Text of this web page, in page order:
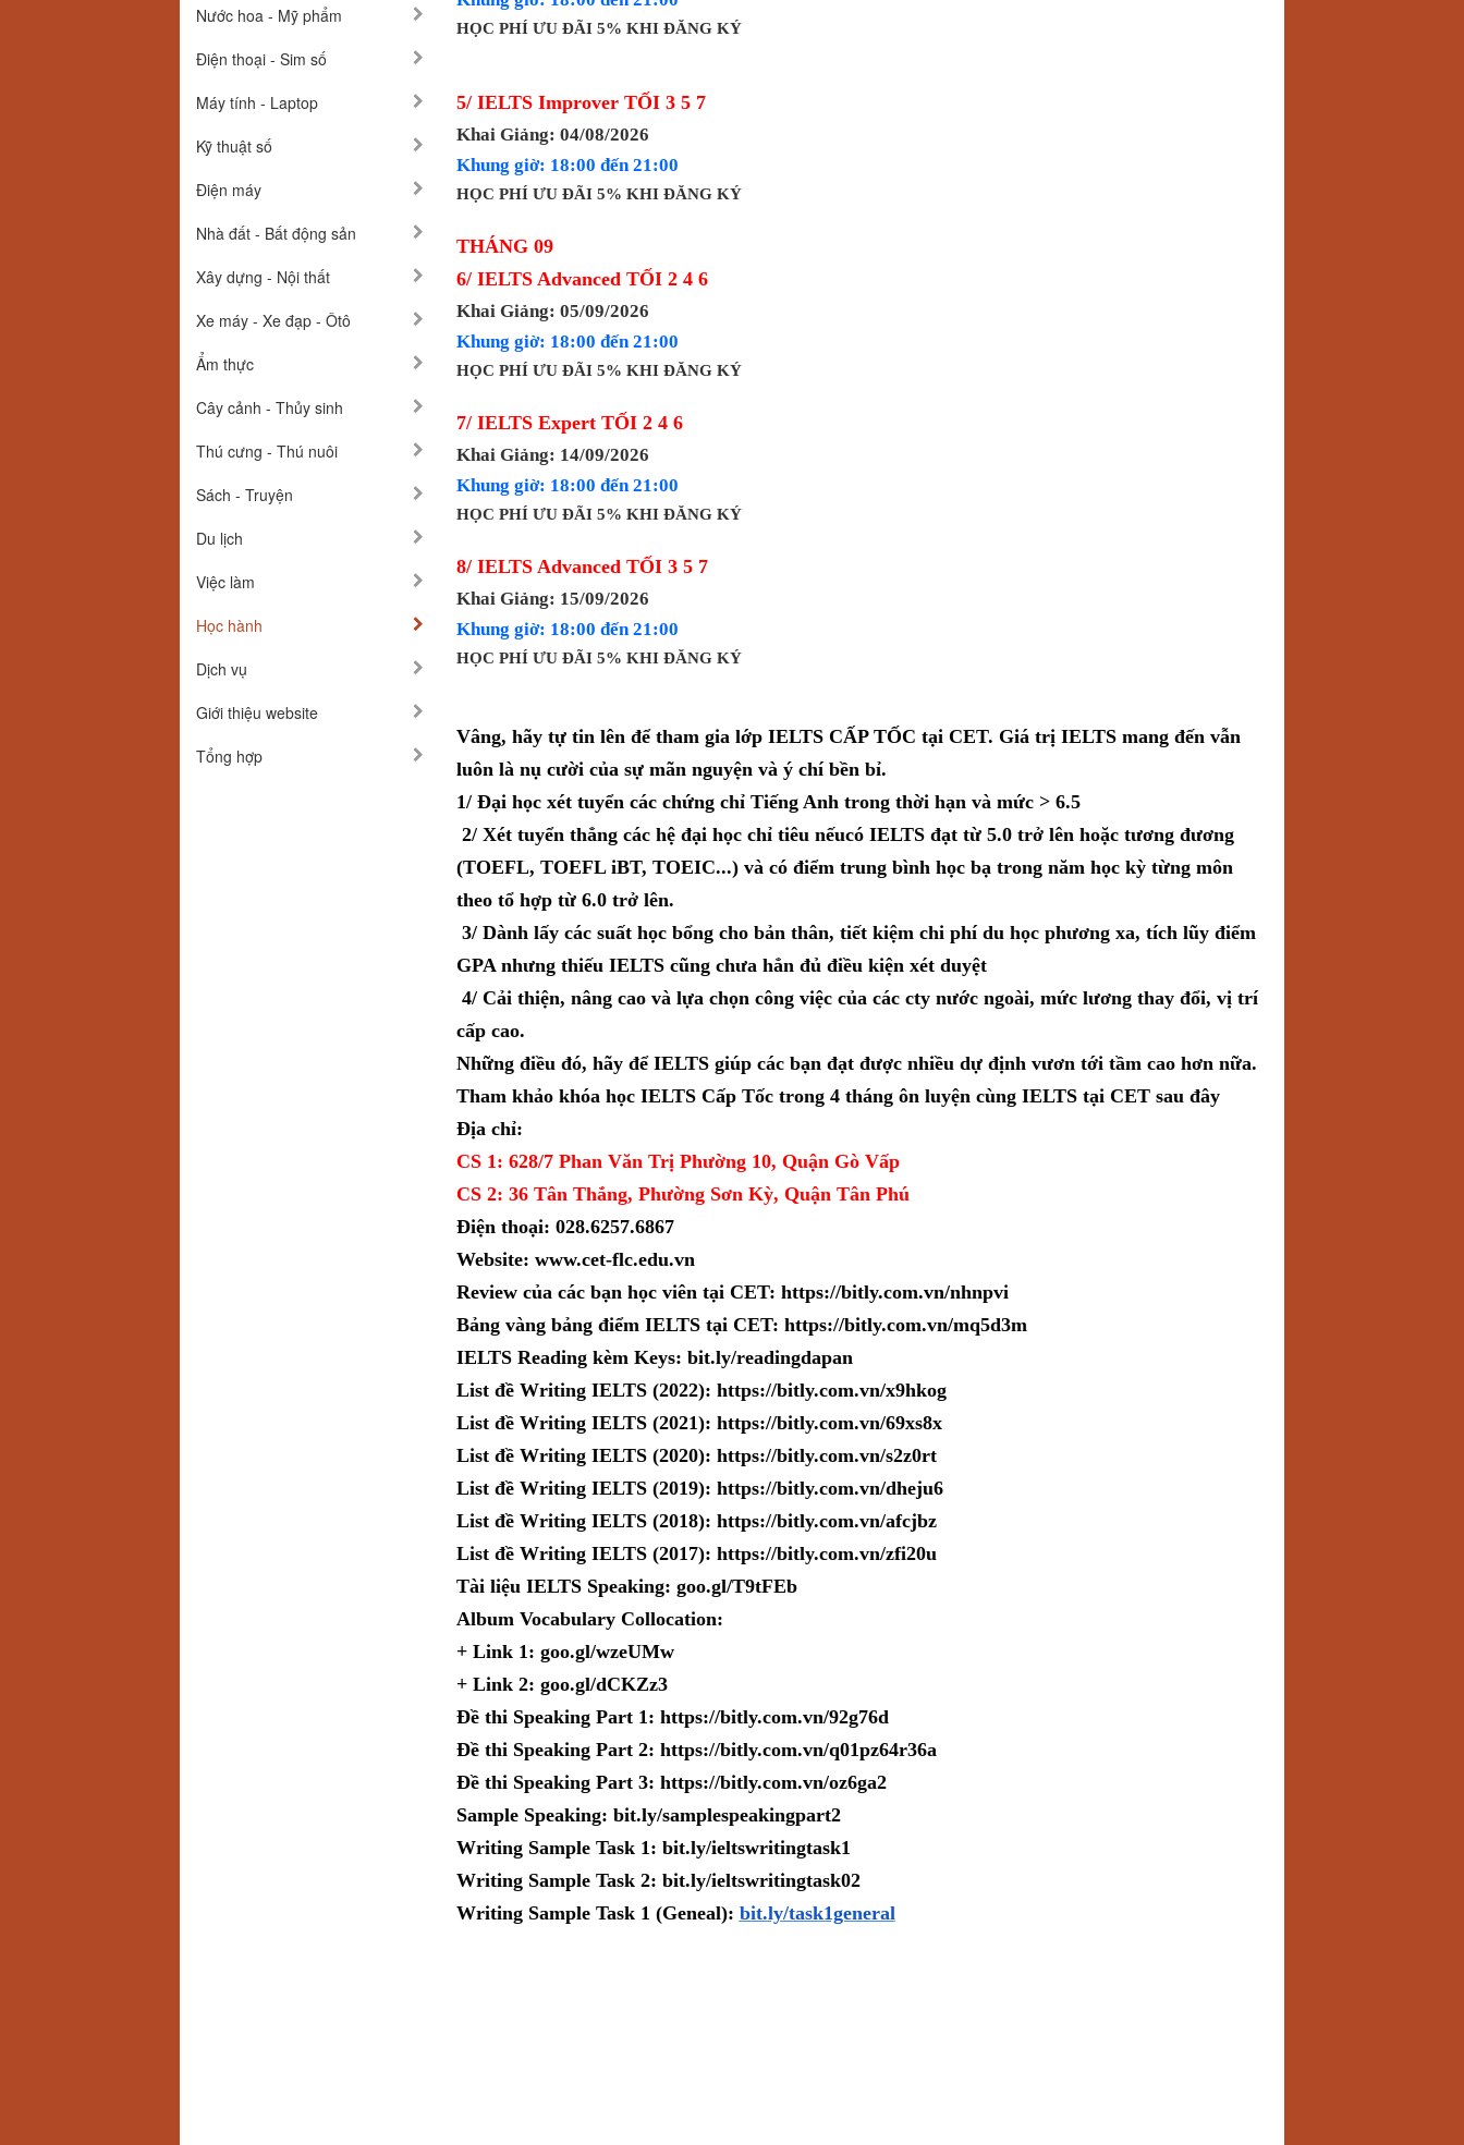
Nước hoa - Mỹ phẩm
Điện thoại - Sim số
Máy tính - Laptop
Kỹ thuật số
Điện máy
Nhà đất - Bất động sản
Xây dựng - Nội thất
Xe máy - Xe đạp - Ôtô
Ẩm thực
Cây cảnh - Thủy sinh
Thú cưng - Thú nuôi
Sách - Truyện
Du lịch
Việc làm
Học hành
Dịch vụ
Giới thiệu website
Tổng hợp
HỌC PHÍ ƯU ĐÃI 5% KHI ĐĂNG KÝ
5/ IELTS Improver TỐI 3 5 7
Khai Giảng: 04/08/2026
Khung giờ: 18:00 đến 21:00
HỌC PHÍ ƯU ĐÃI 5% KHI ĐĂNG KÝ
THÁNG 09
6/ IELTS Advanced TỐI 2 4 6
Khai Giảng: 05/09/2026
Khung giờ: 18:00 đến 21:00
HỌC PHÍ ƯU ĐÃI 5% KHI ĐĂNG KÝ
7/ IELTS Expert TỐI 2 4 6
Khai Giảng: 14/09/2026
Khung giờ: 18:00 đến 21:00
HỌC PHÍ ƯU ĐÃI 5% KHI ĐĂNG KÝ
8/ IELTS Advanced TỐI 3 5 7
Khai Giảng: 15/09/2026
Khung giờ: 18:00 đến 21:00
HỌC PHÍ ƯU ĐÃI 5% KHI ĐĂNG KÝ
Vâng, hãy tự tin lên để tham gia lớp IELTS CẤP TỐC tại CET. Giá trị IELTS mang đến vẫn
luôn là nụ cười của sự mãn nguyện và ý chí bền bỉ.
1/ Đại học xét tuyển các chứng chỉ Tiếng Anh trong thời hạn và mức > 6.5
2/ Xét tuyển thẳng các hệ đại học chỉ tiêu nếucó IELTS đạt từ 5.0 trở lên hoặc tương đương
(TOEFL, TOEFL iBT, TOEIC...) và có điểm trung bình học bạ trong năm học kỳ từng môn
theo tổ hợp từ 6.0 trở lên.
3/ Dành lấy các suất học bổng cho bản thân, tiết kiệm chi phí du học phương xa, tích lũy điểm
GPA nhưng thiếu IELTS cũng chưa hẳn đủ điều kiện xét duyệt
4/ Cải thiện, nâng cao và lựa chọn công việc của các cty nước ngoài, mức lương thay đổi, vị trí
cấp cao.
Những điều đó, hãy để IELTS giúp các bạn đạt được nhiều dự định vươn tới tầm cao hơn nữa.
Tham khảo khóa học IELTS Cấp Tốc trong 4 tháng ôn luyện cùng IELTS tại CET sau đây
Địa chỉ:
CS 1: 628/7 Phan Văn Trị Phường 10, Quận Gò Vấp
CS 2: 36 Tân Thắng, Phường Sơn Kỳ, Quận Tân Phú
Điện thoại: 028.6257.6867
Website: www.cet-flc.edu.vn
Review của các bạn học viên tại CET: https://bitly.com.vn/nhnpvi
Bảng vàng bảng điểm IELTS tại CET: https://bitly.com.vn/mq5d3m
IELTS Reading kèm Keys: bit.ly/readingdapan
List đề Writing IELTS (2022): https://bitly.com.vn/x9hkog
List đề Writing IELTS (2021): https://bitly.com.vn/69xs8x
List đề Writing IELTS (2020): https://bitly.com.vn/s2z0rt
List đề Writing IELTS (2019): https://bitly.com.vn/dheju6
List đề Writing IELTS (2018): https://bitly.com.vn/afcjbz
List đề Writing IELTS (2017): https://bitly.com.vn/zfi20u
Tài liệu IELTS Speaking: goo.gl/T9tFEb
Album Vocabulary Collocation:
+ Link 1: goo.gl/wzeUMw
+ Link 2: goo.gl/dCKZz3
Đề thi Speaking Part 1: https://bitly.com.vn/92g76d
Đề thi Speaking Part 2: https://bitly.com.vn/q01pz64r36a
Đề thi Speaking Part 3: https://bitly.com.vn/oz6ga2
Sample Speaking: bit.ly/samplespeakingpart2
Writing Sample Task 1: bit.ly/ieltswritingtask1
Writing Sample Task 2: bit.ly/ieltswritingtask02
Writing Sample Task 1 (Geneal): bit.ly/task1general